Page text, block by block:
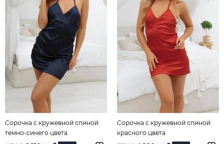
Сорочка с кружевной спиной
темно-синего цвета
Сорочка с кружевной спиной
красного цвета